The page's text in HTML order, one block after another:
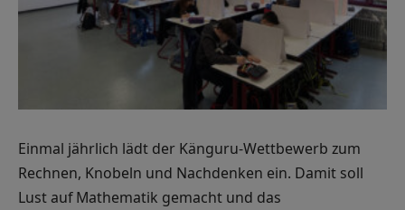
Einmal jährlich lädt der Känguru-Wettbewerb zum
Rechnen, Knobeln und Nachdenken ein. Damit soll
Lust auf Mathematik gemacht und das